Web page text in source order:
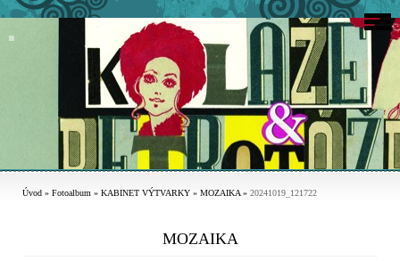
Úvod » Fotoalbum » KABINET VÝTVARKY » MOZAIKA» 20241019_121722
MOZAIKA